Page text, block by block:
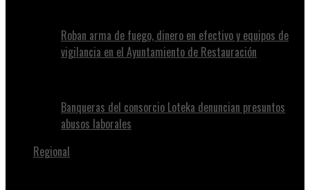
Roban arma de fuego, dinero en efectivo y equipos de
vigilancia en el Ayuntamiento de Restauración
Banqueras del consorcio Loteka denuncian presuntos
abusos laborales
Regional